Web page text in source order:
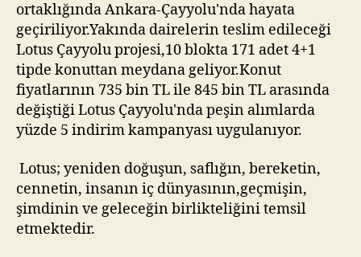
ortaklığında Ankara-Çayyolu'nda hayata
geçiriliyor.Yakında dairelerin teslim edileceği
Lotus Çayyolu projesi,10 blokta 171 adet 4+1
tipde konuttan meydana geliyor.Konut
fiyatlarının 735 bin TL ile 845 bin TL arasında
değiştiği Lotus Çayyolu'nda peşin alımlarda
yüzde 5 indirim kampanyası uygulanıyor.
Lotus; yeniden doğuşun, saflığın, bereketin,
cennetin, insanın iç dünyasının,geçmişin,
şimdinin ve geleceğin birlikteliğini temsil
etmektedir.